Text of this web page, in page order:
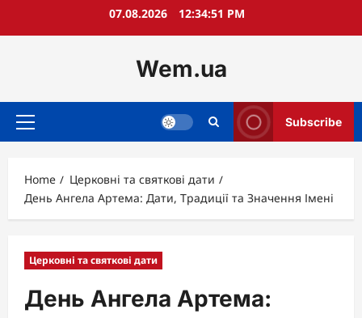
07.08.2026 12:34:52 PM
Wem.ua
Primary
Subscribe
Home
Церковні та святкові дати
День Ангела Артема: Дати, Традиції та Значення Імені
Церковні та святкові дати
День Ангела Артема: